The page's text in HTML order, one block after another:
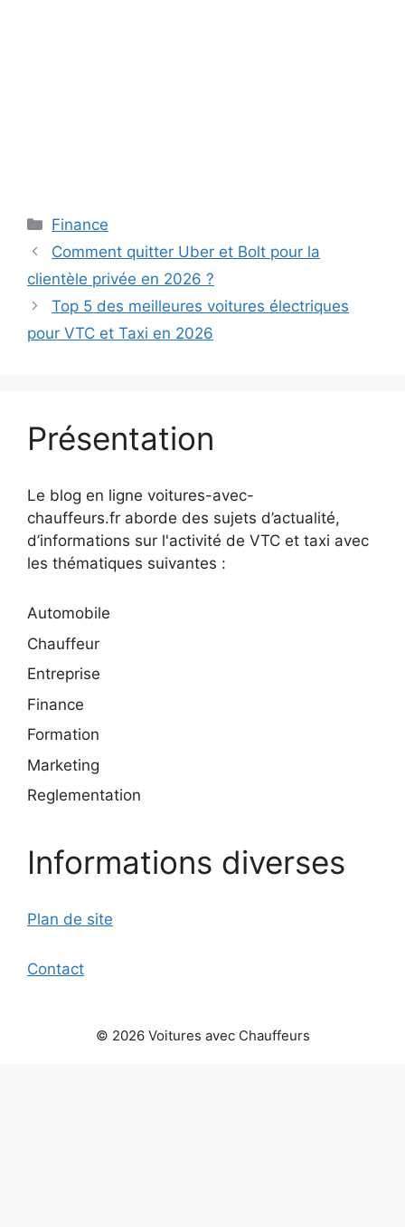
Catégories
Finance
Comment quitter Uber et Bolt pour la
clientèle privée en 2026 ?
Top 5 des meilleures voitures électriques
pour VTC et Taxi en 2026
Présentation
Le blog en ligne voitures-avec-
chauffeurs.fr aborde des sujets d’actualité,
d’informations sur l'activité de VTC et taxi avec
les thématiques suivantes :
Automobile
Chauffeur
Entreprise
Finance
Formation
Marketing
Reglementation
Informations diverses
Plan de site
Contact
© 2026 Voitures avec Chauffeurs